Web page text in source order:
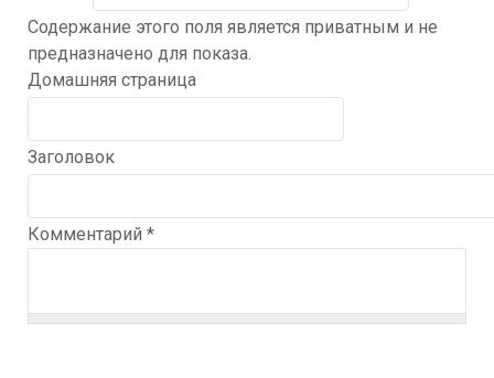
Содержание этого поля является приватным и не
предназначено для показа.
Домашняя страница
Заголовок
Комментарий *